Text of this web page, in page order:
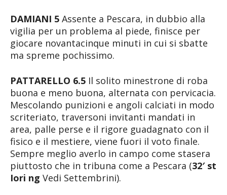
DAMIANI 5 Assente a Pescara, in dubbio alla
vigilia per un problema al piede, finisce per
giocare novantacinque minuti in cui si sbatte
ma spreme pochissimo.
PATTARELLO 6.5 Il solito minestrone di roba
buona e meno buona, alternata con pervicacia.
Mescolando punizioni e angoli calciati in modo
scriteriato, traversoni invitanti mandati in
area, palle perse e il rigore guadagnato con il
fisico e il mestiere, viene fuori il voto finale.
Sempre meglio averlo in campo come stasera
piuttosto che in tribuna come a Pescara (32′ st
Iori ng Vedi Settembrini).